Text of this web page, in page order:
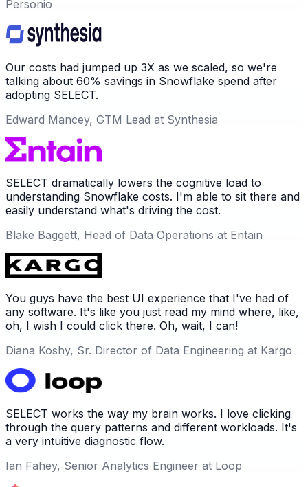
Personio
Our costs had jumped up 3X as we scaled, so we're
talking about 60% savings in Snowflake spend after
adopting SELECT.
Edward Mancey, GTM Lead at Synthesia
SELECT dramatically lowers the cognitive load to
understanding Snowflake costs. I'm able to sit there and
easily understand what's driving the cost.
Blake Baggett, Head of Data Operations at Entain
You guys have the best UI experience that I've had of
any software. It's like you just read my mind where, like,
oh, I wish I could click there. Oh, wait, I can!
Diana Koshy, Sr. Director of Data Engineering at Kargo
SELECT works the way my brain works. I love clicking
through the query patterns and different workloads. It's
a very intuitive diagnostic flow.
Ian Fahey, Senior Analytics Engineer at Loop